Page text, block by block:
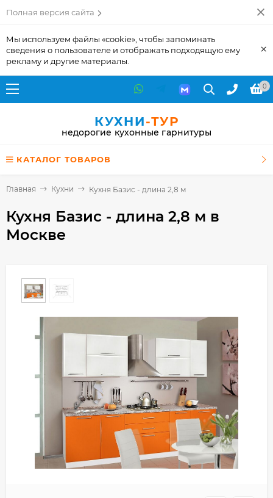
Полная версия сайта
Мы используем файлы «cookie», чтобы запоминать
сведения о пользователе и отображать подходящую ему
рекламу и другие материалы.
×
0
КУХНИ-ТУР
недорогие кухонные гарнитуры
КАТАЛОГ ТОВАРОВ
Главная Кухни Кухня Базис - длина 2,8 м
Кухня Базис - длина 2,8 м в
Москве